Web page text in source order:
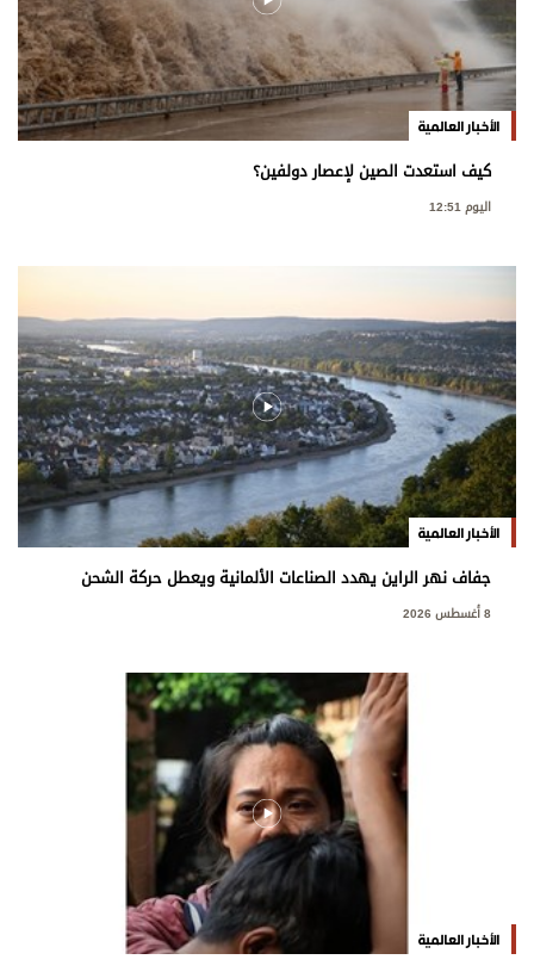
الأخبار العالمية
كيف استعدت الصين لإعصار دولفين؟
اليوم 12:51
الأخبار العالمية
جفاف نهر الراين يهدد الصناعات الألمانية ويعطل حركة الشحن
8 أغسطس 2026
الأخبار العالمية